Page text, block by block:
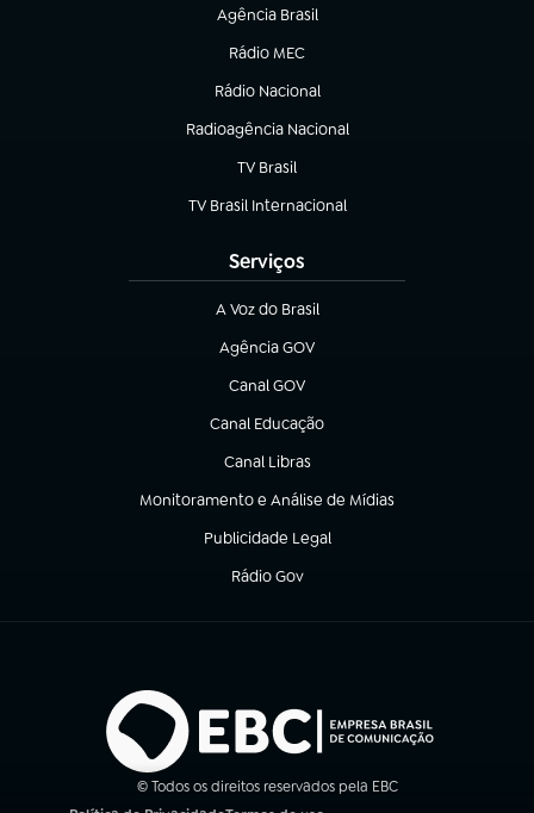
Agência Brasil
(abre em nova aba)
Rádio MEC
Rádio Nacional
(abre em nova aba)
Radioagência Nacional
(abre em nova aba)
TV Brasil
(abre em nova aba)
TV Brasil Internacional
(abre em nova aba)
Serviços
A Voz do Brasil
(abre em nova aba)
Agência GOV
(abre em nova aba)
Canal GOV
(abre em nova aba)
Canal Educação
(abre em nova aba)
Canal Libras
(abre em nova aba)
Monitoramento e Análise de Mídias
(abre em nova aba)
Publicidade Legal
(abre em nova aba)
Rádio Gov
(abre em nova aba)
© Todos os direitos reservados pela EBC